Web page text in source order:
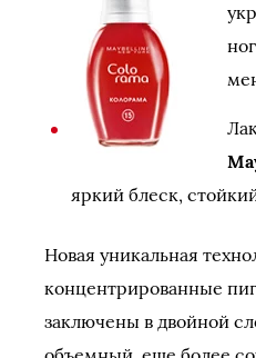
яркий блеск,
Новая уникальная
концентрированные
заключены в двойной